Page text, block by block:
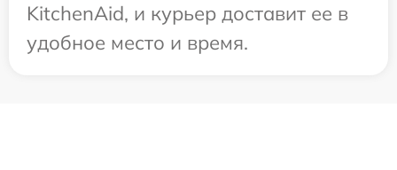
KitchenAid, и курьер доставит ее в
удобное место и время.